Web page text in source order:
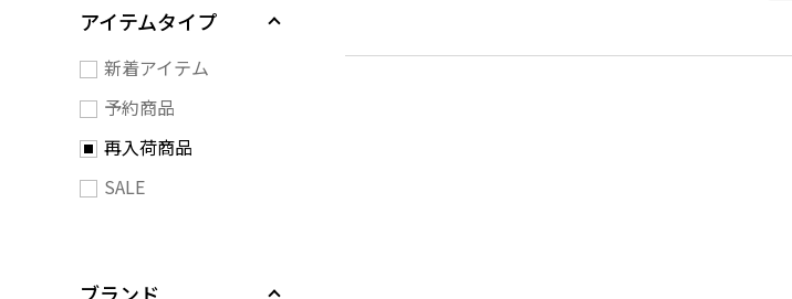
アイテムタイプ
新着アイテム
予約商品
再入荷商品
SALE